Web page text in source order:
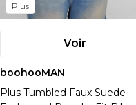
Plus
Voir
boohooMAN
Plus Tumbled Faux Suede